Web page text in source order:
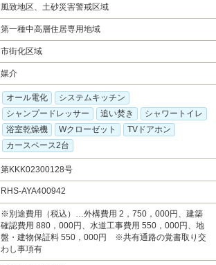
風致地区、土砂災害警戒区域
第一種中高層住居専用地域
市街化区域
媒介
オール電化
システムキッチン
シャンプードレッサー
追い焚き
シャワートイレ
浴室乾燥機
Wクローゼット
TVドアホン
カースペース2台
第KKK02300128号
RHS-AYA400942
※別途費用（税込）…外構費用 2，750，000円、建築
確認費用 880，000円、水道工事費用 550，000円、地
盤・建物保証料 550，000円 ※共有通路の覚書取り交
わし事項有